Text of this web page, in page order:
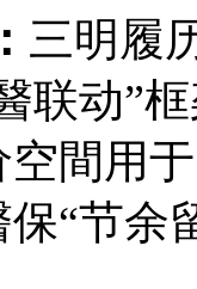
三明履
联动”
間用
“节余